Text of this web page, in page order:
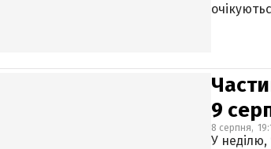
9
8 серпня,
У неділю,